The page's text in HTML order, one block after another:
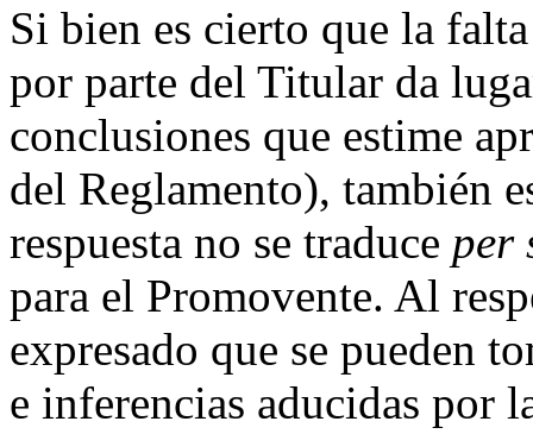
Si bien es cierto que la
por parte del Titular da
conclusiones que estime
del Reglamento), también
respuesta no se traduce per
para el Promovente. Al
expresado que se pueden
e inferencias aducidas por